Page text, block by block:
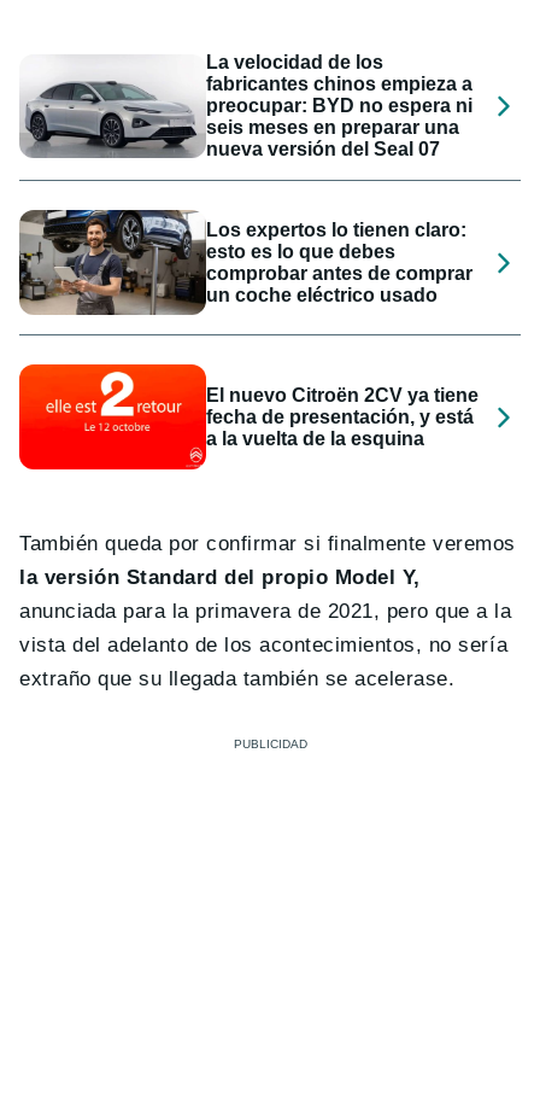
La velocidad de los
fabricantes chinos empieza a
preocupar: BYD no espera ni
seis meses en preparar una
nueva versión del Seal 07
Los expertos lo tienen claro:
esto es lo que debes
comprobar antes de comprar
un coche eléctrico usado
El nuevo Citroën 2CV ya tiene
fecha de presentación, y está
a la vuelta de la esquina
También queda por confirmar si finalmente veremos
la versión Standard del propio Model Y,
anunciada para la primavera de 2021, pero que a la
vista del adelanto de los acontecimientos, no sería
extraño que su llegada también se acelerase.